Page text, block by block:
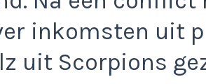
inkomsten uit
uit Scorpions